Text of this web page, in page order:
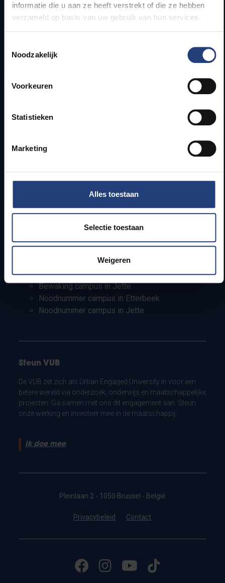
informatie die u aan ze heeft verstrekt of die ze hebben
verzameld op basis van uw gebruik van hun services.
Noodzakelijk
Voorkeuren
Statistieken
Marketing
Alles toestaan
Selectie toestaan
Weigeren
Snel naar
Lesroosters
Info voor
Pers
Personeel
PhD-studenten
Leerkrachten en secundaire scholen
Werkstudenten
Bewaking en noodnummers
Bewaking campus in Etterbeek
Bewaking campus in Jette
Noodnummer campus in Etterbeek
Noodnummer campus in Jette
Steun VUB
De VUB zet zich als Urban Engaged University in voor een
betere wereld via onderzoek, onderwijs en maatschappelijke
projecten. Ga samen met ons dit engagement aan. Steun
onze werking en investeer mee in de maatschappij.
Ik doe mee
Pleinlaan 2 - 1050 Brussel - België
Privacybeleid Contact